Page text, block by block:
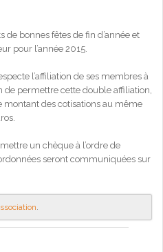
de bonnes fêtes de fin d’année et
pour l’année 2015.
l’affiliation de ses membres à
de permettre cette double affiliation,
montant des cotisations au même
un chèque à l’ordre de
seront communiquées sur
.